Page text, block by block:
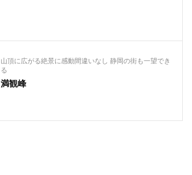
山頂に広がる絶景に感動間違いなし 静岡の街も一望でき
る
満観峰